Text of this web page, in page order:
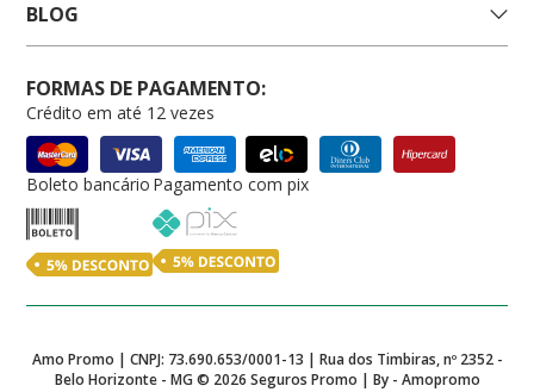
BLOG
FORMAS DE PAGAMENTO:
Crédito em até 12 vezes
Boleto bancário Pagamento com pix
Amo Promo | CNPJ: 73.690.653/0001-13 | Rua dos Timbiras, nº 2352 -
Belo Horizonte - MG © 2026 Seguros Promo | By - Amopromo